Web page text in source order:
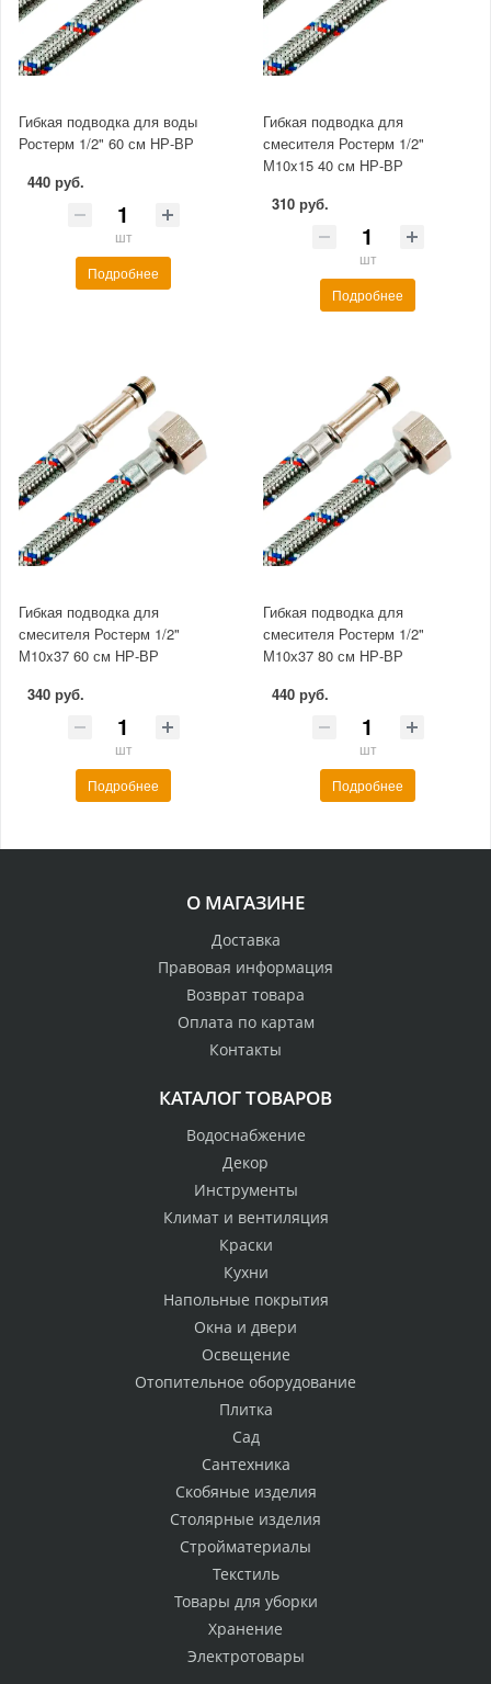
Гибкая подводка для воды
Ростерм 1/2" 60 см НР-ВР
440 руб.
шт
Подробнее
Гибкая подводка для
смесителя Ростерм 1/2"
М10x15 40 см НР-ВР
310 руб.
шт
Подробнее
Гибкая подводка для
смесителя Ростерм 1/2"
М10x37 60 см НР-ВР
340 руб.
шт
Подробнее
Гибкая подводка для
смесителя Ростерм 1/2"
М10х37 80 см НР-ВР
440 руб.
шт
Подробнее
О МАГАЗИНЕ
Доставка
Правовая информация
Возврат товара
Оплата по картам
Контакты
КАТАЛОГ ТОВАРОВ
Водоснабжение
Декор
Инструменты
Климат и вентиляция
Краски
Кухни
Напольные покрытия
Окна и двери
Освещение
Отопительное оборудование
Плитка
Сад
Сантехника
Скобяные изделия
Столярные изделия
Стройматериалы
Текстиль
Товары для уборки
Хранение
Электротовары